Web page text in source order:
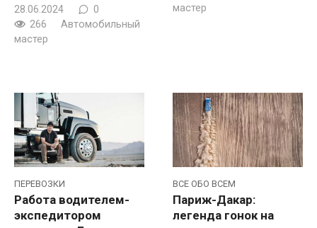
28.06.2024
0
266
Автомобильный
мастер
мастер
ПЕРЕВОЗКИ
Работа водителем-
экспедитором
ВСЕ ОБО ВСЕМ
Париж-Дакар:
легенда гонок на